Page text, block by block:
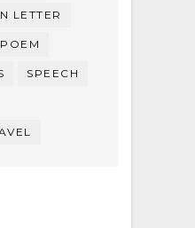
LETTER
POEM
SPEECH